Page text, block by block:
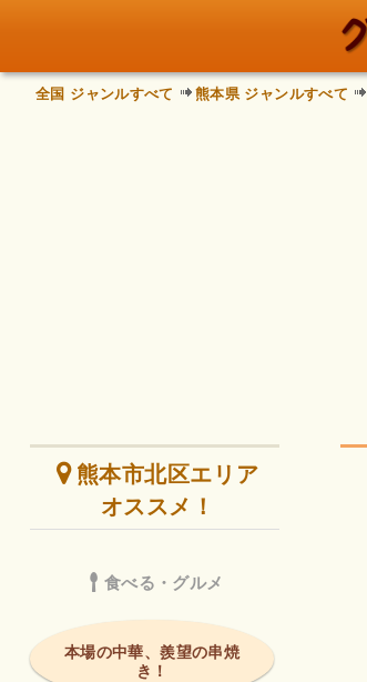
全国 ジャンルすべて 熊本県 ジャンルすべて
熊本市北区エリア
オススメ！
食べる・グルメ
本場の中華、羨望の串焼
き！